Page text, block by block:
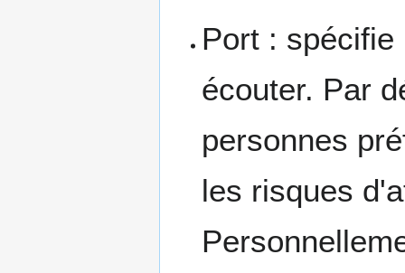
Port :
écouter. Par
personnes
les risques